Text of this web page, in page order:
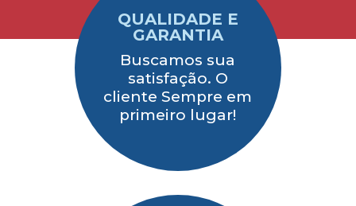
QUALIDADE E
GARANTIA
Buscamos sua
satisfação. O
cliente Sempre em
primeiro lugar!